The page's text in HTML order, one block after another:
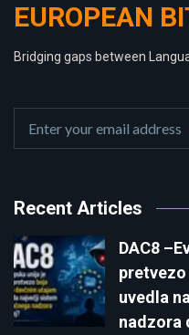
EUROPEAN
Bridging gaps between
Recent Articles
DAC8
uvedla
nadzora